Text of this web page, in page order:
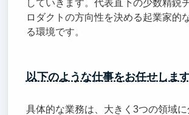
していきます。代表直下の少数精鋭
ロダクトの方向性を決める起業家的
る環境です。
以下のような仕事をお任せします
具体的な業務は、大きく3つの領域に